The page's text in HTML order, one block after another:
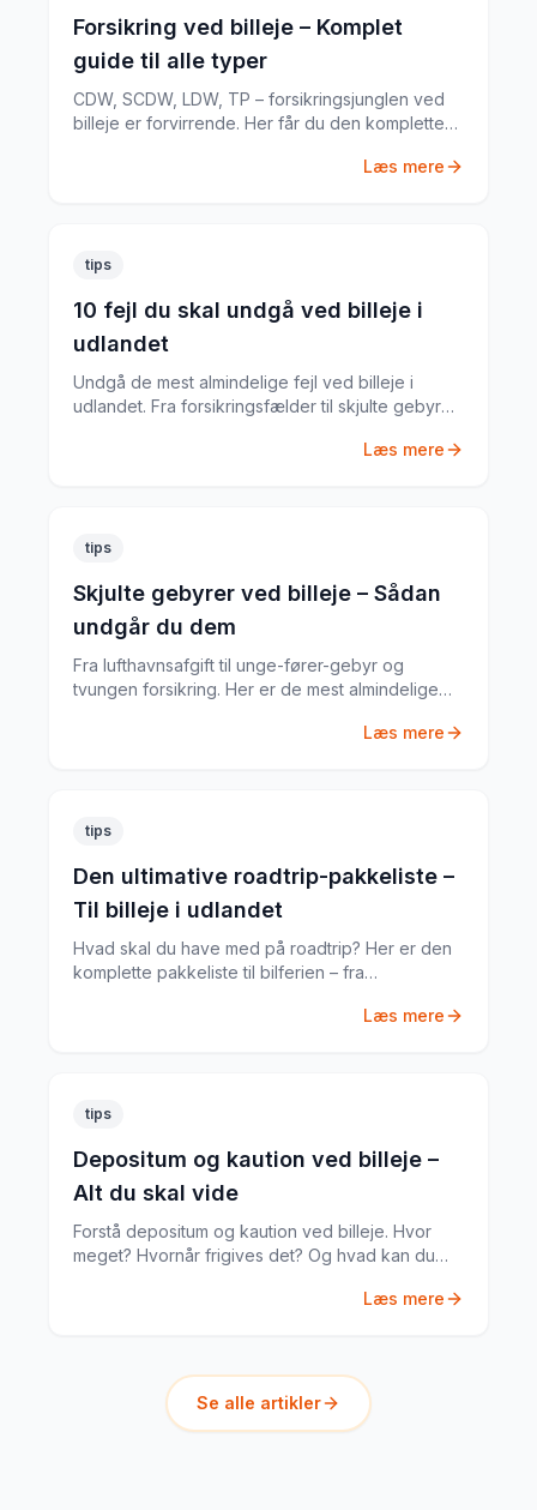
Forsikring ved billeje – Komplet
guide til alle typer
CDW, SCDW, LDW, TP – forsikringsjunglen ved
billeje er forvirrende. Her får du den komplette
Læs mere
tips
10 fejl du skal undgå ved billeje i
udlandet
Undgå de mest almindelige fejl ved billeje i
udlandet. Fra forsikringsfælder til skjulte gebyrer
Læs mere
tips
Skjulte gebyrer ved billeje – Sådan
undgår du dem
Fra lufthavnsafgift til unge-fører-gebyr og
tvungen forsikring. Her er de mest almindelige
Læs mere
tips
Den ultimative roadtrip-pakkeliste –
Til billeje i udlandet
Hvad skal du have med på roadtrip? Her er den
komplette pakkeliste til bilferien – fra
Læs mere
tips
Depositum og kaution ved billeje –
Alt du skal vide
Forstå depositum og kaution ved billeje. Hvor
meget? Hvornår frigives det? Og hvad kan du
Læs mere
Se alle artikler